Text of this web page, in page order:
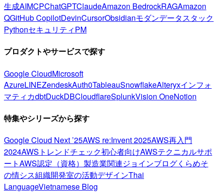
生成AIMCPChatGPTClaudeAmazon BedrockRAGAmazon
QGitHub CopilotDevinCursorObsidianモダンデータスタック
PythonセキュリティPM
プロダクトやサービスで探す
Google CloudMicrosoft
AzureLINEZendeskAuth0TableauSnowflakeAlteryxインフォ
マティカdbtDuckDBCloudflareSplunkVision OneNotion
特集やシリーズから探す
Google Cloud Next ’25AWS re:Invent 2025AWS再入門
2024AWSトレンドチェック初心者向けAWSテクニカルサポ
ートAWS認定（資格） 製造業関連ジョインブログくらめそ
の情シス組織開発室の活動デザインThai
LanguageVietnamese Blog